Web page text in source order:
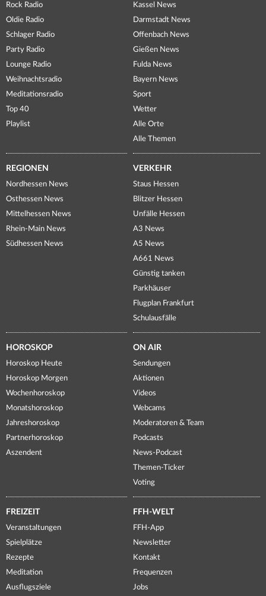
Rock Radio
Oldie Radio
Schlager Radio
Party Radio
Lounge Radio
Weihnachtsradio
Meditationsradio
Top 40
Playlist
Kassel News
Darmstadt News
Offenbach News
Gießen News
Fulda News
Bayern News
Sport
Wetter
Alle Orte
Alle Themen
REGIONEN
Nordhessen News
Osthessen News
Mittelhessen News
Rhein-Main News
Südhessen News
VERKEHR
Staus Hessen
Blitzer Hessen
Unfälle Hessen
A3 News
A5 News
A661 News
Günstig tanken
Parkhäuser
Flugplan Frankfurt
Schulausfälle
HOROSKOP
Horoskop Heute
Horoskop Morgen
Wochenhoroskop
Monatshoroskop
Jahreshoroskop
Partnerhoroskop
Aszendent
ON AIR
Sendungen
Aktionen
Videos
Webcams
Moderatoren & Team
Podcasts
News-Podcast
Themen-Ticker
Voting
FREIZEIT
Veranstaltungen
Spielplätze
Rezepte
Meditation
Ausflugsziele
FFH-WELT
FFH-App
Newsletter
Kontakt
Frequenzen
Jobs